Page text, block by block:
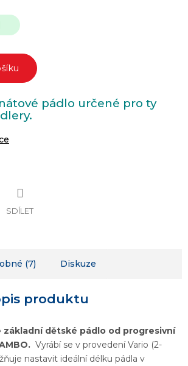
pádlo určené pro ty
SDÍLET
(7) Diskuze
produktu
základní dětské pádlo od progresivní
Vyrábí se v provedení Vario (2-
nastavit ideální délku pádla v